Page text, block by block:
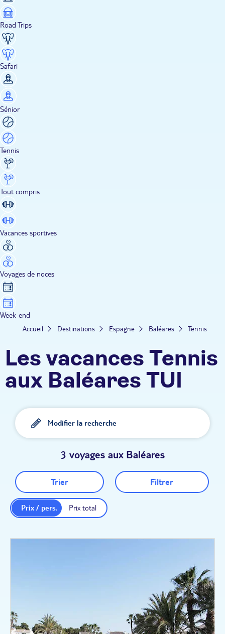
Road Trips
Safari
Sénior
Tennis
Tout compris
Vacances sportives
Voyages de noces
Week-end
Accueil Destinations Espagne Baléares Tennis
Les vacances Tennis
aux Baléares TUI
Modifier la recherche
3 voyages aux Baléares
Trier Filtrer
Prix total
Prix / pers.